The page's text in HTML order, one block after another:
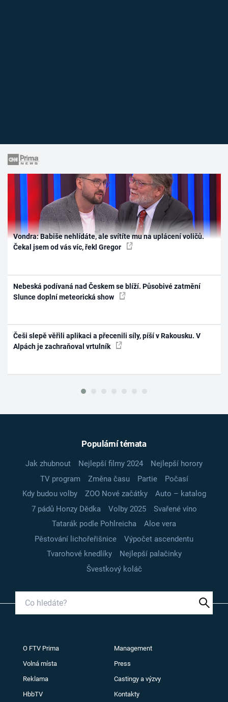
Vondra: Babiše nehlídáte, ale svítíte mu na uplácení voličů.
Čekal jsem od vás víc, řekl Gregor
Nebeská podívaná nad Českem se blíží. Působivé zatmění
Slunce doplní meteorická show
Češi slepě věřili aplikaci a přecenili síly, píší v Rakousku. V
Alpách je zachraňoval vrtulník
Populární témata
Jak zhubnout Nejlepší filmy 2024
Nejlepší horory
TV program
Změna času Partie
Počasí
Kdy budou volby
ZOO Nové začátky
Auto – katalog
7 pádů Honzy Dědka
Volby 2025
Svařené víno
Tatarák podle Pohlreicha
Aloe vera
Pěstování lichořeřišnice
Výpočet ascendentu
Tvarohové knedlíky
Nejlepší palačinky
Švestkový koláč
O FTV Prima Management
Volná místa Press
Reklama Castingy a výzvy
HbbTV Kontakty